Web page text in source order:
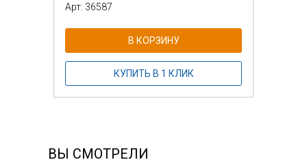
Арт: 36587
В КОРЗИНУ
КУПИТЬ В 1 КЛИК
ВЫ СМОТРЕЛИ